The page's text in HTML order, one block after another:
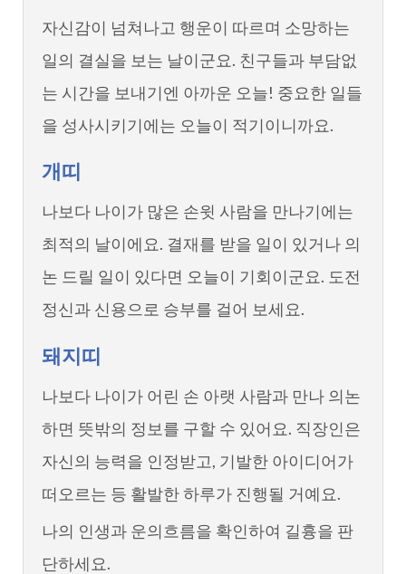
자신감이 넘쳐나고 행운이 따르며 소망하는
일의 결실을 보는 날이군요. 친구들과 부담없
는 시간을 보내기엔 아까운 오늘! 중요한 일들
을 성사시키기에는 오늘이 적기이니까요.
개띠
나보다 나이가 많은 손윗 사람을 만나기에는
최적의 날이에요. 결재를 받을 일이 있거나 의
논 드릴 일이 있다면 오늘이 기회이군요. 도전
정신과 신용으로 승부를 걸어 보세요.
돼지띠
나보다 나이가 어린 손 아랫 사람과 만나 의논
하면 뜻밖의 정보를 구할 수 있어요. 직장인은
자신의 능력을 인정받고, 기발한 아이디어가
떠오르는 등 활발한 하루가 진행될 거예요.
나의 인생과 운의흐름을 확인하여 길흉을 판
단하세요.